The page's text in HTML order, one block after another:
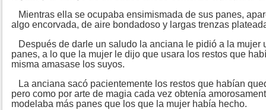
Mientras ella se ocupaba ensimismada de sus panes,
algo encorvada, de aire bondadoso y largas trenzas
Después de darle un saludo la anciana le pidió a la mujer
panes, a lo que la mujer le dijo que usara los restos que
misma amasase los suyos.
La anciana sacó pacientemente los restos que habían
pero como por arte de magia cada vez obtenía
modelaba más panes que los que la mujer había hecho.